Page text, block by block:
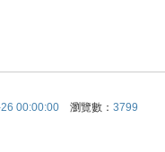
00:00:00 瀏覽數： 3799